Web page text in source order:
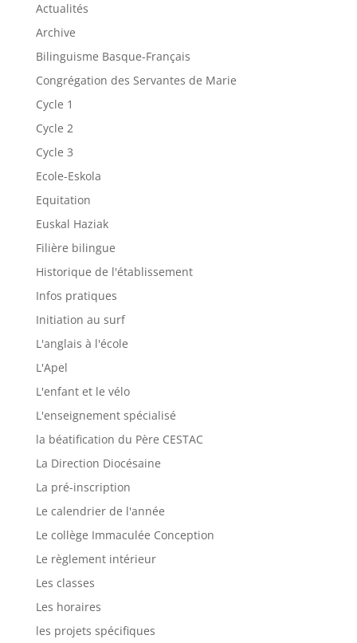
Actualités
Archive
Bilinguisme Basque-Français
Congrégation des Servantes de Marie
Cycle 1
Cycle 2
Cycle 3
Ecole-Eskola
Equitation
Euskal Haziak
Filière bilingue
Historique de l'établissement
Infos pratiques
Initiation au surf
L'anglais à l'école
L'Apel
L'enfant et le vélo
L'enseignement spécialisé
la béatification du Père CESTAC
La Direction Diocésaine
La pré-inscription
Le calendrier de l'année
Le collège Immaculée Conception
Le règlement intérieur
Les classes
Les horaires
les projets spécifiques